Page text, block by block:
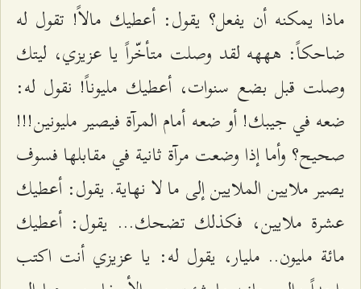
ماذا يمكنه أن يفعل؟ يقول: أعطيك مالاً! تقول له
ضاحكاً: هههه لقد وصلت متأخّراً يا عزيزي، ليتك
وصلت قبل بضع سنوات، أعطيك مليوناً! نقول له:
ضعه في جيبك! أو ضعه أمام المرآة فيصير مليونين!!!
صحيح؟ وأما إذا وضعت مرآة ثانية في مقابلها فسوف
يصير ملايين الملايين إلى ما لا نهاية. يقول: أعطيك
عشرة ملايين، فكذلك تضحك... يقول: أعطيك
مائة مليون.. مليار، يقول له: يا عزيزي أنت اكتب